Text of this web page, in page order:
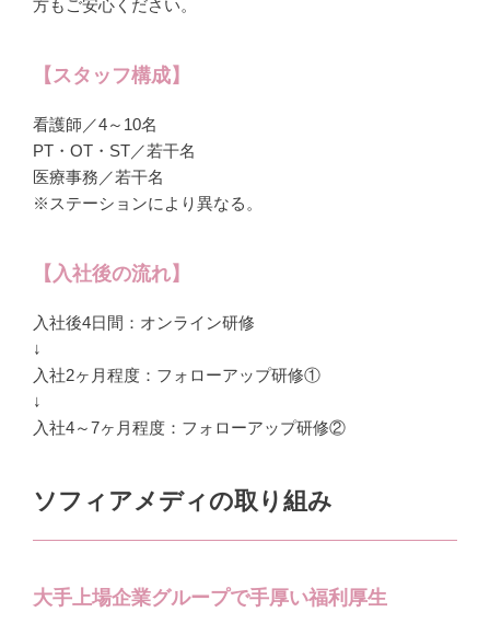
方もご安心ください。
【スタッフ構成】
看護師／4～10名
PT・OT・ST／若干名
医療事務／若干名
※ステーションにより異なる。
【入社後の流れ】
入社後4日間：オンライン研修
↓
入社2ヶ月程度：フォローアップ研修①
↓
入社4～7ヶ月程度：フォローアップ研修②
ソフィアメディの取り組み
大手上場企業グループで手厚い福利厚生